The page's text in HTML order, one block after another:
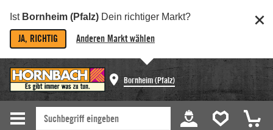
Ist Bornheim (Pfalz) Dein richtiger Markt?
JA, RICHTIG Anderen Markt wählen
Bornheim (Pfalz)